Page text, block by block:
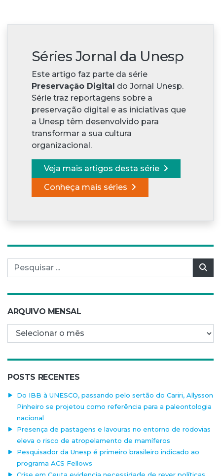
Séries Jornal da Unesp
Este artigo faz parte da série
Preservação Digital do Jornal Unesp.
Série traz reportagens sobre a
preservação digital e as iniciativas que
a Unesp têm desenvolvido para
transformar a sua cultura
organizacional.
Veja mais artigos desta série
Conheça mais séries
Pesquisar por:
ARQUIVO MENSAL
Arquivo mensal
POSTS RECENTES
Do IBB à UNESCO, passando pelo sertão do Cariri, Allysson
Pinheiro se projetou como referência para a paleontologia
nacional
Presença de pastagens e lavouras no entorno de rodovias
eleva o risco de atropelamento de mamíferos
Pesquisador da Unesp é primeiro brasileiro indicado ao
programa ACS Fellows
Crise em Ceuta evidencia necessidade de rever políticas